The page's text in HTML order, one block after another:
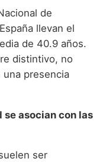
de
llevan el
de 40.9 años.
distintivo, no
presencia
se asocian con las
ser